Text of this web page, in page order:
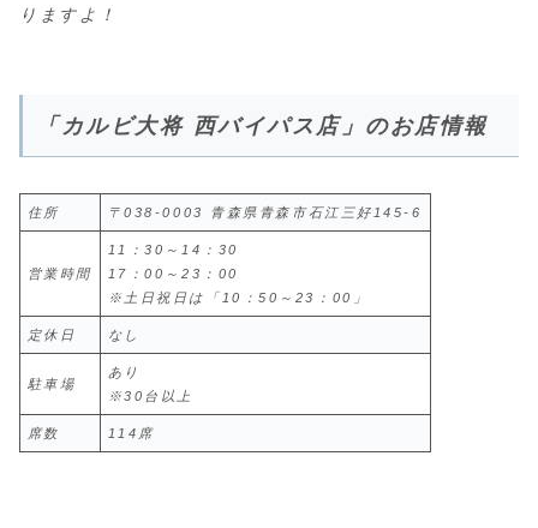
りますよ！
「カルビ大将 西バイパス店」のお店情報
住所 〒038-0003 青森県青森市石江三好145-6
営業時間
11：30～14：30
17：00～23：00
※土日祝日は「10：50～23：00」
定休日 なし
駐車場
あり
※30台以上
席数 114席